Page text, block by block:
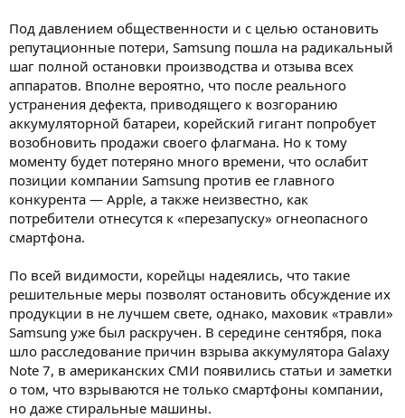
Под давлением общественности и с целью остановить
репутационные потери, Samsung пошла на радикальный
шаг полной остановки производства и отзыва всех
аппаратов. Вполне вероятно, что после реального
устранения дефекта, приводящего к возгоранию
аккумуляторной батареи, корейский гигант попробует
возобновить продажи своего флагмана. Но к тому
моменту будет потеряно много времени, что ослабит
позиции компании Samsung против ее главного
конкурента — Apple, а также неизвестно, как
потребители отнесутся к «перезапуску» огнеопасного
смартфона.
По всей видимости, корейцы надеялись, что такие
решительные меры позволят остановить обсуждение их
продукции в не лучшем свете, однако, маховик «травли»
Samsung уже был раскручен. В середине сентября, пока
шло расследование причин взрыва аккумулятора Galaxy
Note 7, в американских СМИ появились статьи и заметки
о том, что взрываются не только смартфоны компании,
но даже стиральные машины.